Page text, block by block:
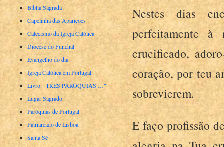
Nestes dias
perfeitamente
crucificado,
coração, por teu
sobrevierem.
E faço profissão
Bíblia Sagrada
Capelinha das Aparições
Catecismo da Igreja Católica
Diocese do Funchal
Evangelho do dia
Igreja Católica em Portugal
Livro: "TRÊS PARÓQUIAS …"
Lugar Sagrado
Paróquias de Portugal
Patriarcado de Lisboa
Santa Sé